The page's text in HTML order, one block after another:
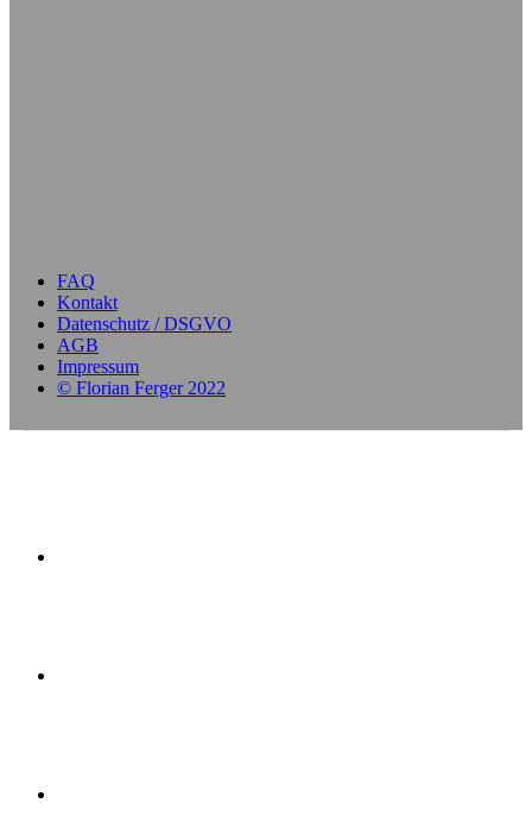
FAQ
Kontakt
Datenschutz / DSGVO
AGB
Impressum
© Florian Ferger 2022